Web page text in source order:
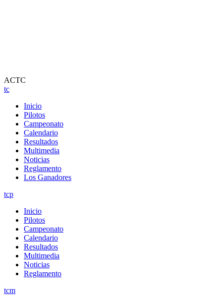
ACTC
tc
Inicio
Pilotos
Campeonato
Calendario
Resultados
Multimedia
Noticias
Reglamento
Los Ganadores
tcp
Inicio
Pilotos
Campeonato
Calendario
Resultados
Multimedia
Noticias
Reglamento
tcm